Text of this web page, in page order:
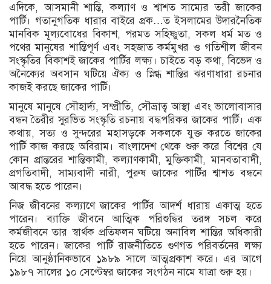
এদিকে, আসমানী শান্তি, কল্যাণ ও শ্বাশত সাম্যের তরী জাকের
পার্টি। গতানুগতিক ধারার বাইরে প্রক…ত ইসলামের উদারনৈতিক
মানবিক মূল্যবোধের বিকাশ, পরমত সহিষ্ণুতা, সকল ধর্ম মত ও
পথের মানুষের শান্তিপূর্ণ এবং সহজাত কর্মমুখর ও গতিশীল জীবন
সংস্কৃতির বিকাশই জাকের পার্টির লক্ষ্য। চাইতে বড় কথা, বিভেদ ও
অনৈক্যের অবসান ঘটিয়ে ঐক্য ও স্নিগ্ধ শান্তির ঝরণাধারা রচনার
কাজই করছে জাকের পার্টি।
মানুষে মানুষে সৌহার্দ্য, সম্প্রীতি, সৌভ্রাত্ব আস্থা এবং ভালোবাসার
বন্ধন তৈরীর সুরভিত সংস্কৃতি রচনায় বদ্ধপরিকর জাকের পার্টি। এক
কথায়, সত্য ও সুন্দরের মহাসড়কে সকলকে যুক্ত করতে জাকের
পার্টি কাজ করছে অবিরাম। বাংলাদেশ থেকে শুরু করে বিশ্বের যে
কোন প্রান্তরের শান্তিকামী, কল্যাণকামী, মুক্তিকামী, মানবতাবাদী,
প্রগতিবাদী, সাম্যবাদী নারী, পুরুষ জাকের পার্টির শ্বাশত বন্ধনে
আবদ্ধ হতে পারেন।
নিজ জীবনের কল্যাণে জাকের পার্টির আদর্শ ধারায় একাত্ম হতে
পারেন। ব্যাক্তি জীবনে আত্মিক পরিশুদ্ধির তরঙ্গ সচল করে
কর্মজীবনে তার স্বার্থক প্রতিফলন ঘটিয়ে অনাবিল শান্তির অধিকারী
হতে পারেন। জাকের পার্টি রাজনীতিতে গুণগত পরিবর্তনের লক্ষ্য
নিয়ে আনুষ্ঠানিকভাবে ১৯৮৯ সালে আত্মপ্রকাশ করে। এর আগে
১৯৮৭ সালের ১০ সেপ্টেম্বর জাকের সংগঠন নামে যাত্রা শুরু হয়।